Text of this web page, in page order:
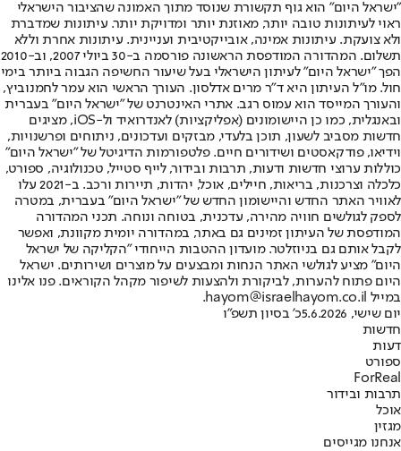
"ישראל היום" הוא גוף תקשורת שנוסד מתוך האמונה שהציבור הישראלי
ראוי לעיתונות טובה יותר, מאוזנת יותר ומדויקת יותר. עיתונות שמדברת
ולא צועקת. עיתונות אמינה, אובייקטיבית ועניינית. עיתונות אחרת וללא
תשלום. המהדורה המודפסת הראשונה פורסמה ב-30 ביולי 2007, וב-2010
הפך "ישראל היום" לעיתון הישראלי בעל שיעור החשיפה הגבוה ביותר בימי
חול. מו"ל העיתון היא ד"ר מרים אדלסון. העורך הראשי הוא עמר לחמנוביץ,
והעורך המייסד הוא עמוס רגב. אתרי האינטרנט של "ישראל היום" בעברית
ובאנגלית, כמו כן היישומונים (אפליקציות) לאנדרואיד ול-iOS, מציגים
חדשות מסביב לשעון, תוכן בלעדי, מבזקים ועדכונים, ניתוחים ופרשנויות,
וידיאו, פודקאסטים ושידורים חיים. פלטפורמות הדיגיטל של "ישראל היום"
כוללות ערוצי חדשות ודעות, תרבות ובידור, לייף סטייל, טכנולוגיה, ספורט,
כלכלה וצרכנות, בריאות, חיילים, אוכל, יהדות, תיירות ורכב. ב-2021 עלו
לאוויר האתר החדש והיישומון החדש של "ישראל היום" בעברית, במטרה
לספק לגולשים חוויה מהירה, עדכנית, בטוחה ונוחה. תכני המהדורה
המודפסת של העיתון זמינים גם באתר, במהדורה יומית מקוונת, ואפשר
לקבל אותם גם בניוזלטר. מועדון ההטבות הייחודי "הקליקה של ישראל
היום" מציע לגולשי האתר הנחות ומבצעים על מוצרים ושירותים. ישראל
היום פתוח להערות, לביקורת ולהצעות לשיפור מקהל הקוראים. פנו אלינו
במייל hayom@israelhayom.co.il.
יום שישי, 5.6.2026
כ' בסיון תשפ"ו
חדשות
דעות
ספורט
ForReal
תרבות ובידור
אוכל
מגזין
אנחנו מגייסים